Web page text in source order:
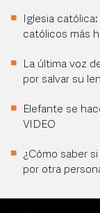
Iglesia
católicos más
La última voz
por salvar su
Elefante se
VIDEO
¿Cómo saber
por otra